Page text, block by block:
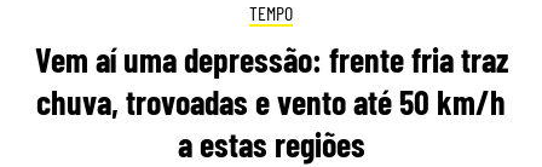
TEMPO
Vem aí uma depressão: frente fria traz
chuva, trovoadas e vento até 50 km/h
a estas regiões